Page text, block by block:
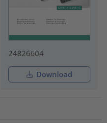
24826604
Download